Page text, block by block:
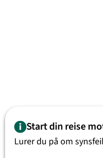
Start din reise
Lurer du på om